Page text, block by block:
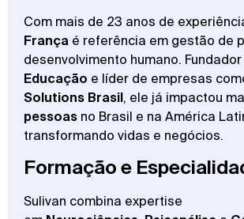
Com mais de 23 anos de
França é referência em gestão de
desenvolvimento humano. Fundador
Educação e líder de empresas
Solutions Brasil , ele já impactou
pessoas no Brasil e na América
transformando vidas e negócios.
Formação e
Sulivan combina expertise